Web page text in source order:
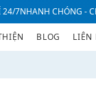
24/7NHANH CHÓNG -
BLOG LIÊN